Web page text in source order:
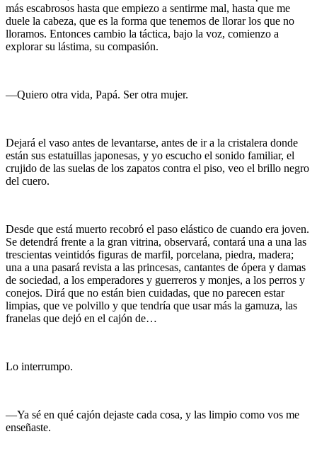
más escabrosos hasta que empiezo a sentirme mal, hasta que me
duele la cabeza, que es la forma que tenemos de llorar los que no
lloramos. Entonces cambio la táctica, bajo la voz, comienzo a
explorar su lástima, su compasión.
—Quiero otra vida, Papá. Ser otra mujer.
Dejará el vaso antes de levantarse, antes de ir a la cristalera donde
están sus estatuillas japonesas, y yo escucho el sonido familiar, el
crujido de las suelas de los zapatos contra el piso, veo el brillo negro
del cuero.
Desde que está muerto recobró el paso elástico de cuando era joven.
Se detendrá frente a la gran vitrina, observará, contará una a una las
trescientas veintidós figuras de marfil, porcelana, piedra, madera;
una a una pasará revista a las princesas, cantantes de ópera y damas
de sociedad, a los emperadores y guerreros y monjes, a los perros y
conejos. Dirá que no están bien cuidadas, que no parecen estar
limpias, que ve polvillo y que tendría que usar más la gamuza, las
franelas que dejó en el cajón de…
Lo interrumpo.
—Ya sé en qué cajón dejaste cada cosa, y las limpio como vos me
enseñaste.